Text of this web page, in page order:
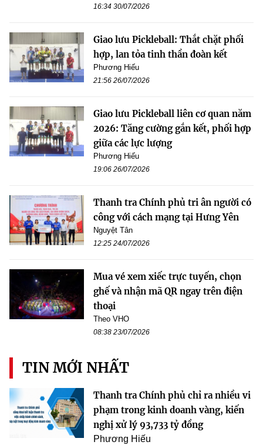
16:34 30/07/2026
Giao lưu Pickleball: Thắt chặt phối
hợp, lan tỏa tinh thần đoàn kết
Phương Hiếu
21:56 26/07/2026
Giao lưu Pickleball liên cơ quan năm
2026: Tăng cường gắn kết, phối hợp
giữa các lực lượng
Phương Hiếu
19:06 26/07/2026
Thanh tra Chính phủ tri ân người có
công với cách mạng tại Hưng Yên
Nguyệt Tân
12:25 24/07/2026
Mua vé xem xiếc trực tuyến, chọn
ghế và nhận mã QR ngay trên điện
thoại
Theo VHO
08:38 23/07/2026
TIN MỚI NHẤT
Thanh tra Chính phủ chỉ ra nhiều vi
phạm trong kinh doanh vàng, kiến
nghị xử lý 93,733 tỷ đồng
Phương Hiếu